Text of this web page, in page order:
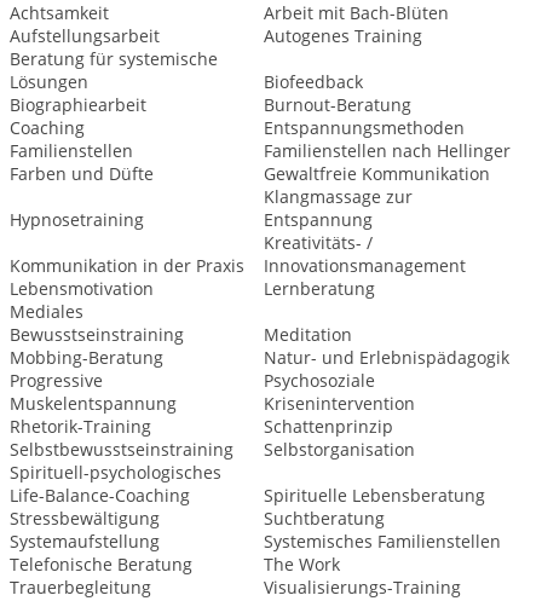
Achtsamkeit
Arbeit mit Bach-Blüten
Aufstellungsarbeit
Autogenes Training
Beratung für systemische
Lösungen
Biofeedback
Biographiearbeit
Burnout-Beratung
Coaching
Entspannungsmethoden
Familienstellen
Familienstellen nach Hellinger
Farben und Düfte
Gewaltfreie Kommunikation
Hypnosetraining
Klangmassage zur
Entspannung
Kommunikation in der Praxis
Kreativitäts- /
Innovationsmanagement
Lebensmotivation
Lernberatung
Mediales
Bewusstseinstraining
Meditation
Mobbing-Beratung
Natur- und Erlebnispädagogik
Progressive
Muskelentspannung
Psychosoziale
Krisenintervention
Rhetorik-Training
Schattenprinzip
Selbstbewusstseinstraining
Selbstorganisation
Spirituell-psychologisches
Life-Balance-Coaching
Spirituelle Lebensberatung
Stressbewältigung
Suchtberatung
Systemaufstellung
Systemisches Familienstellen
Telefonische Beratung
The Work
Trauerbegleitung
Visualisierungs-Training